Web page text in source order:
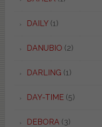
DAILY(1)
DANUBIO (2)
DARLING (1)
DAY-TIME(5)
DEBORA(3)